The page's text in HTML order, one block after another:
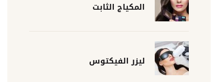
المكياج الثابت
ليزر الفيكتوس